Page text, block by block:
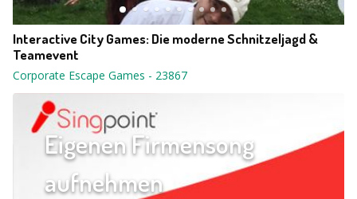
Interactive City Games: Die moderne Schnitzeljagd &
Teamevent
Corporate Escape Games - 23867
Eigenen Firmensong
aufnehmen